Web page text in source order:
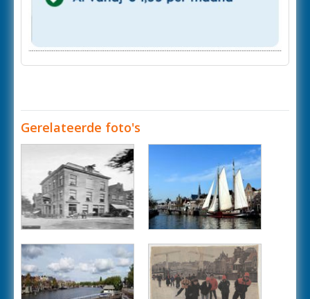
Gerelateerde foto's